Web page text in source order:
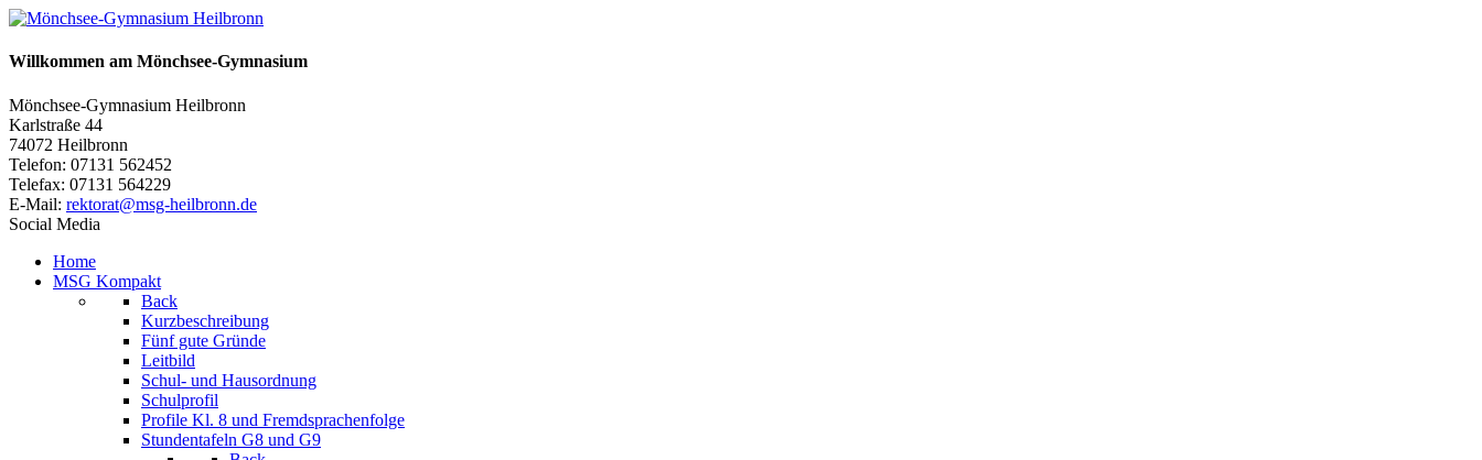
Willkommen am Mönchsee-Gymnasium
Mönchsee-Gymnasium Heilbronn
Karlstraße 44
74072 Heilbronn
Telefon: 07131 562452
Telefax: 07131 564229
E-Mail: rektorat@msg-heilbronn.de
Social Media
Home
MSG Kompakt
Back
Kurzbeschreibung
Fünf gute Gründe
Leitbild
Schul- und Hausordnung
Schulprofil
Profile Kl. 8 und Fremdsprachenfolge
Stundentafeln G8 und G9